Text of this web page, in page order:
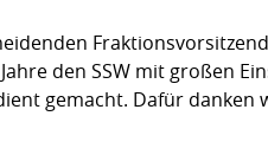
den SSW mit großen
gemacht. Dafür danken